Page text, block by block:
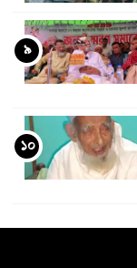
৯
১০